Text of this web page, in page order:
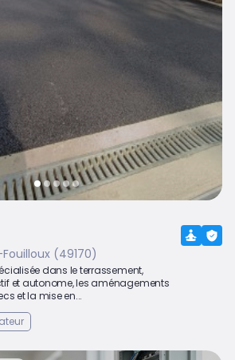
(49170)
dans le terrassement,
et autonome, les aménagements
et la mise en...